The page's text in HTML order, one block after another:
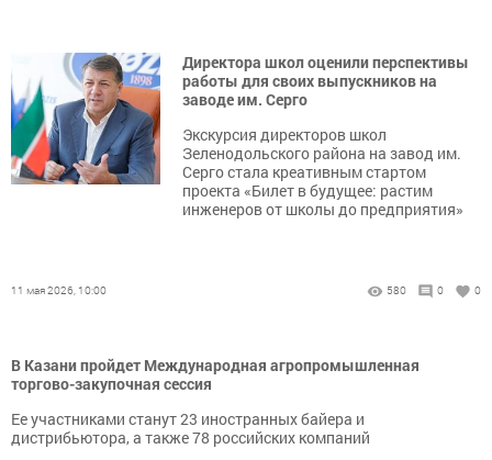
Директора школ оценили перспективы
работы для своих выпускников на
заводе им. Серго
Экскурсия директоров школ
Зеленодольского района на завод им.
Серго стала креативным стартом
проекта «Билет в будущее: растим
инженеров от школы до предприятия»
11 мая 2026, 10:00 580 0 0
В Казани пройдет Международная агропромышленная
торгово-закупочная сессия
Ее участниками станут 23 иностранных байера и
дистрибьютора, а также 78 российских компаний